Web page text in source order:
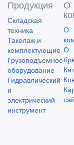
Продукция
Складская
техника
Такелаж и
комплектующие
Грузоподъемное
оборудование
Гидравлический
и
электрический
инструмент
О
О
О